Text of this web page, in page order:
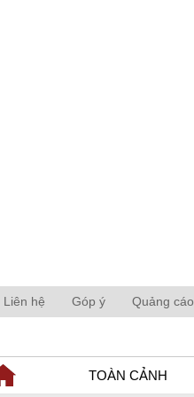
Liên hệ Góp ý Quảng cáo
TOÀN CẢNH